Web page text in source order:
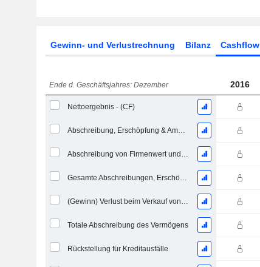
Gewinn- und Verlustrechnung Bilanz Cashflow
Ende d. Geschäftsjahres: Dezember 2016
Nettoergebnis - (CF)
Abschreibung, Erschöpfung & Amortisation - (Vorlagenspezifisch)
Abschreibung von Firmenwert und immateriellen Vermögenswerten - (CF)
Gesamte Abschreibungen, Erschöpfungen & Amortisationen - (Modellspezifisch)
(Gewinn) Verlust beim Verkauf von Investitionen - (CF)
Totale Abschreibung des Vermögens
Rückstellung für Kreditausfälle